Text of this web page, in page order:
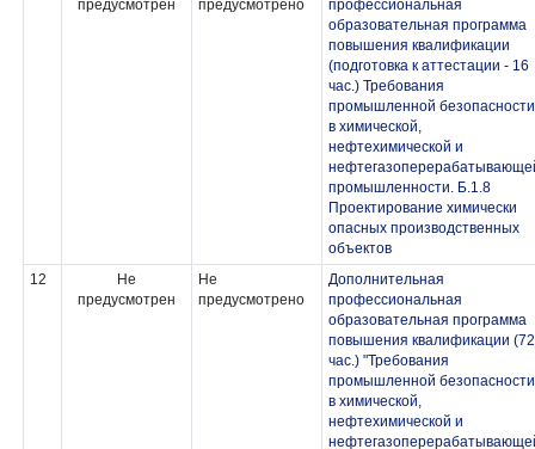
предусмотрен предусмотрено
профессиональная
образовательная программа
повышения квалификации
(подготовка к аттестации - 16
час.) Требования
промышленной безопасности
в химической,
нефтехимической и
промышленности. Б.1.8
Проектирование химически
опасных производственных
объектов
12
Не
предусмотрен
Не
предусмотрено
Дополнительная
профессиональная
образовательная программа
повышения квалификации (72
час.) "Требования
промышленной безопасности
в химической,
нефтехимической и